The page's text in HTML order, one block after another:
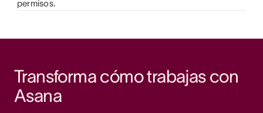
permisos.
Transforma cómo trabajas con
Asana